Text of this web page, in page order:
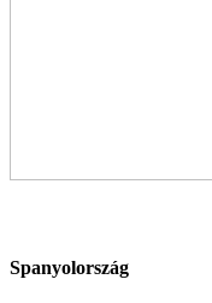
Spanyolország